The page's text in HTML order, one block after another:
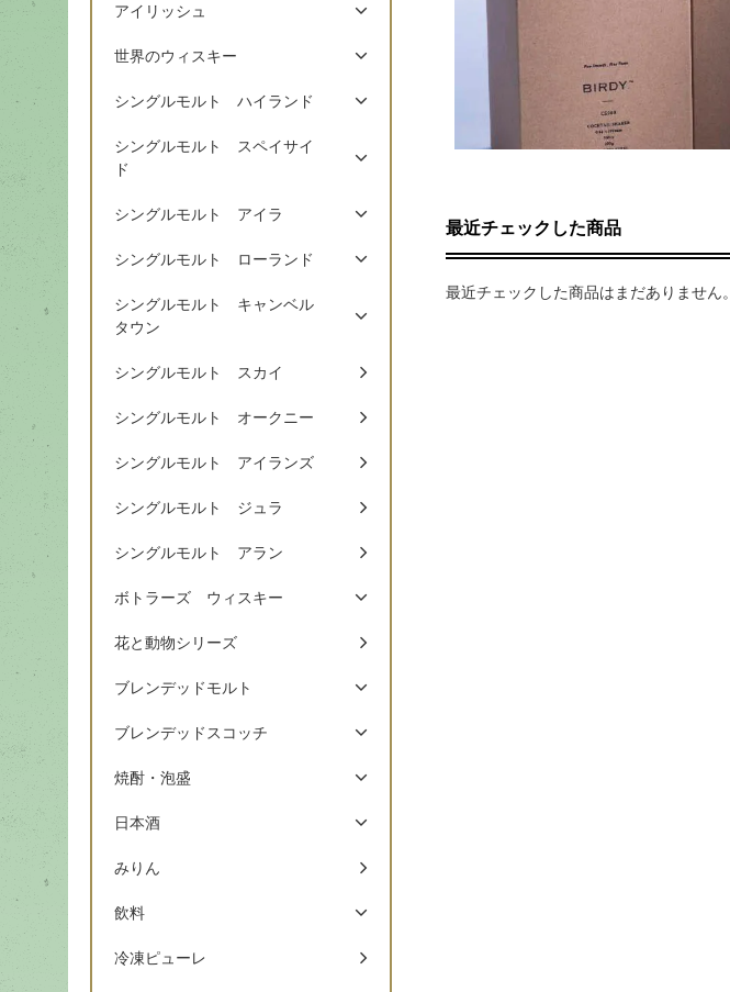
最近チェックした商品
最近チェックした商品はまだありません。
アイリッシュ
世界のウィスキー
シングルモルト ハイランド
シングルモルト スペイサイ
ド
シングルモルト アイラ
シングルモルト ローランド
シングルモルト キャンベル
タウン
シングルモルト スカイ
シングルモルト オークニー
シングルモルト アイランズ
シングルモルト ジュラ
シングルモルト アラン
ボトラーズ ウィスキー
花と動物シリーズ
ブレンデッドモルト
ブレンデッドスコッチ
焼酎・泡盛
日本酒
みりん
飲料
冷凍ピューレ